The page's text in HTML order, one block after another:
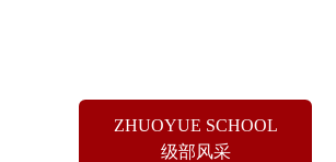
ZHUOYUE SCHOOL
级部风采